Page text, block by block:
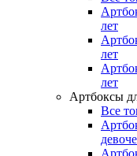
лет
лет
лет
Артбоксы
Все